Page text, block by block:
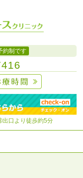
約制です
口より徒歩約5分